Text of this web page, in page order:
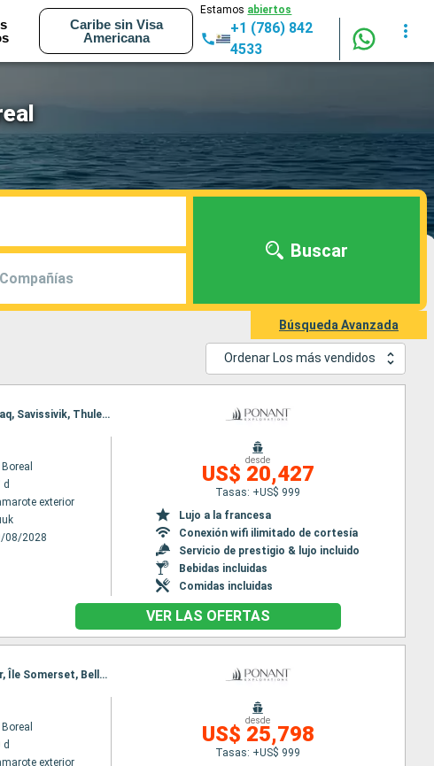
Caribe sin Visa
Americana
Estamos abiertos
+1 (786) 842
4533
Compañías
Buscar
Búsqueda Avanzada
Ordenar Los más vendidos
Itinerario : Nuuk, Sisimiut, Bahia Disco, Base Paul Emile Victor, Akulleq Greenland, Kullorsuaq, Savissivik, Thule, Pond Inlet, Estrecho de Lancaster, Nooralak, Nuuk
Boreal
d
exterior
08/2028
desde
US$ 20,427
Tasas: +US$ 999
Lujo a la francesa
Conexión wifi ilimitado de cortesía
Servicio de prestigio & lujo incluido
Bebidas incluidas
Comidas incluidas
VER LAS OFERTAS
Itinerario : Nuuk, Nooralak, Bahia Disco, Pond Inlet, Philpots Island, Estrecho de Lancaster, Île Somerset, Bellot stait, Prince of Wales Strait, Île de Prescott, Prince of Wales Strait, Estrecho de Lancaster, Beechey (île), Estrecho de Lancaster, Svartenhavn, Qeqertarsuaq, Evighedsfjorden, Nuuk
Boreal
d
exterior
desde
US$ 25,798
Tasas: +US$ 999